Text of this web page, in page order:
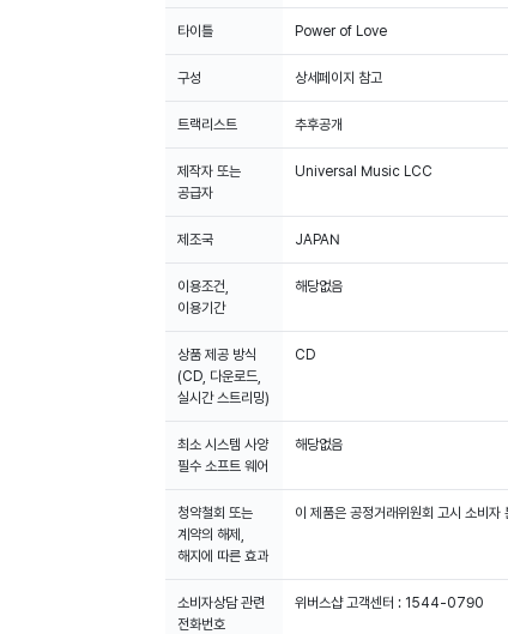
타이틀 Power of Love
구성 상세페이지 참고
트랙리스트 추후공개
제작자 또는
공급자
Universal Music LCC
제조국 JAPAN
이용조건,
이용기간
해당없음
상품 제공 방식
(CD, 다운로드,
실시간 스트리밍)
CD
최소 시스템 사양
필수 소프트 웨어
해당없음
청약철회 또는
계약의 해제,
해지에 따른 효과
이 제품은 공정거래위원회 고시 소비
소비자상담 관련
전화번호
위버스샵 고객센터 : 1544-0790